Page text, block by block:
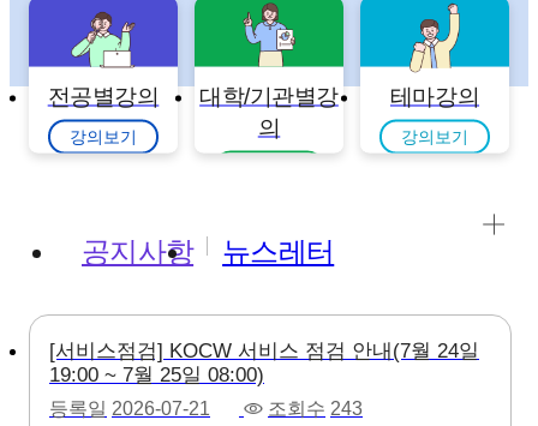
전공별강의
강의보기
대학/기관별강
의
테마강의
강의보기
공지사항 뉴스레터
[서비스점검] KOCW 서비스 점검 안내(7월 24일
19:00 ~ 7월 25일 08:00)
등록일 2026-07-21 조회수 243